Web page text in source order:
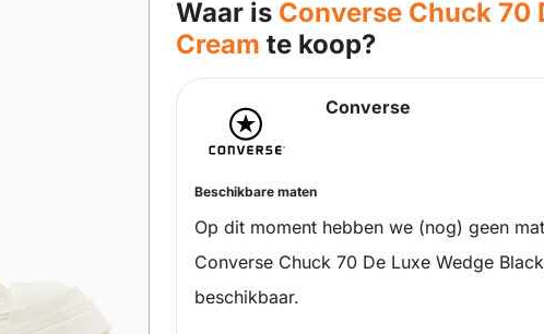
Waar is Converse Chuck 70
Cream te koop?
Converse
Beschikbare maten
Op dit moment hebben we (nog) geen
Converse Chuck 70 De Luxe Wedge
beschikbaar.